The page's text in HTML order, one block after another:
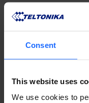
Consent
This website uses
We use cookies to